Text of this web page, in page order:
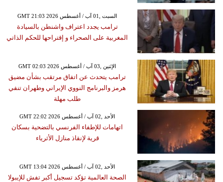
GMT 21:03 2026 السبت ,01 آب / أغسطس
ترامب يجدد اعتراف واشنطن بالسيادة
المغربية على الصحراء و إقتراحها للحكم الذاتي
GMT 02:03 2026 الإثنين ,03 آب / أغسطس
ترامب يتحدث عن اتفاق مرتقب بشأن مضيق
هرمز والبرنامج النووي الإيراني وطهران تنفي
طلب مهلة
GMT 22:02 2026 الأحد ,02 آب / أغسطس
اتهامات للإطفاء الفرنسي بالتضحية بسكان
قرية لإنقاذ منازل الأثرياء
GMT 13:04 2026 الأحد ,02 آب / أغسطس
الصحة العالمية تؤكد تسجيل أكبر تفش للإيبولا